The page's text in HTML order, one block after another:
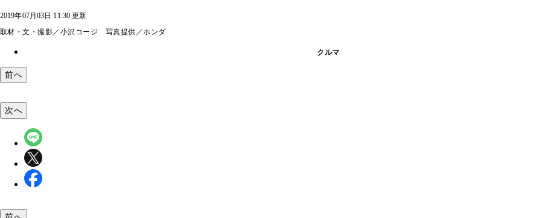
2019年07月03日 11:30 更新
取材・文・撮影／小沢コージ 写真提供／ホンダ
クルマ
前へ
次へ